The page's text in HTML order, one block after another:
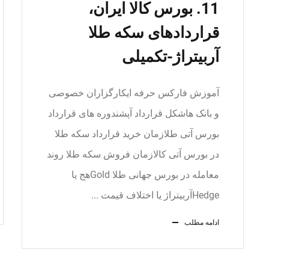
11. بورس کالا ایران،
قراردادهای سکه طلا
آربیتراژ-تکمیلی
آموزش فارکس حرفه ایکارگزاران خصوصی
و بانک هاشکل قرارداد آپشندوره های قرارداد
بورس آتی طلازمان خرید قرارداد سکه طلا
در بورس آتی کالازمان فروش سکه طلا روند
معامله در بورس جهانی طلا Goldهج یا
Hedgeآربیتراژ یا اختلاف قیمت ...
ادامه مطلب